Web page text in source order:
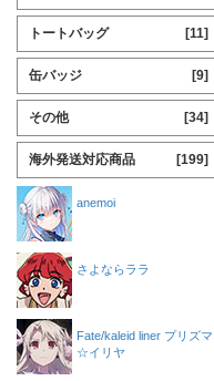
トートバッグ [11]
缶バッジ [9]
その他 [34]
海外発送対応商品 [199]
anemoi
さよならララ
Fate/kaleid liner プリズマ
☆イリヤ